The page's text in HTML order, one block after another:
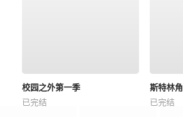
校园之外第一季
已完结
斯特林角
已完结